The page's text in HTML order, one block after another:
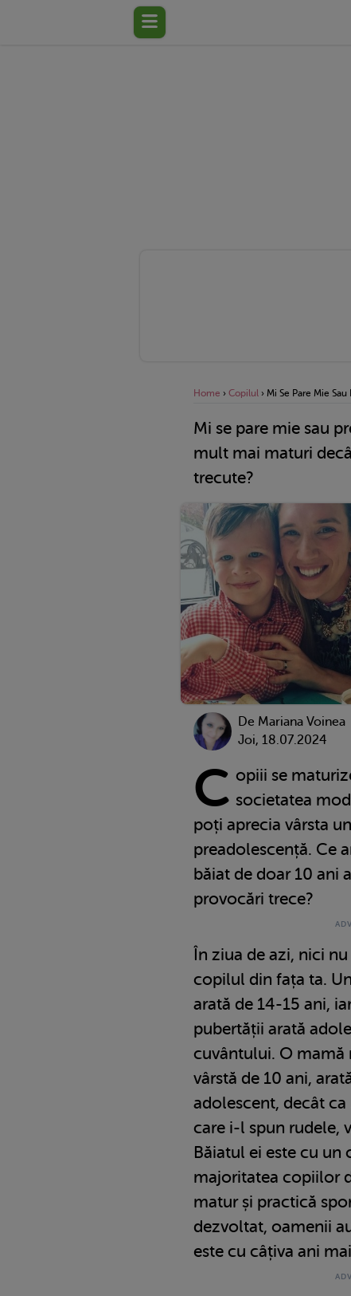
Home › Copilul › Mi Se Pare Mie
Mi se pare mie sau
mult mai maturi
trecute?
De Mariana Voinea
Joi, 18.07.2024
C opiii se
societatea
poți aprecia vârsta
preadolescență. Ce
băiat de doar 10 ani
provocări trece?
În ziua de azi, nici
copilul din fața ta.
arată de 14-15 ani,
pubertății arată
cuvântului. O mamă
vârstă de 10 ani,
adolescent, decât
care i-l spun rudele,
Băiatul ei este cu un
majoritatea copiilor
matur și practică
dezvoltat, oamenii
este cu câțiva ani